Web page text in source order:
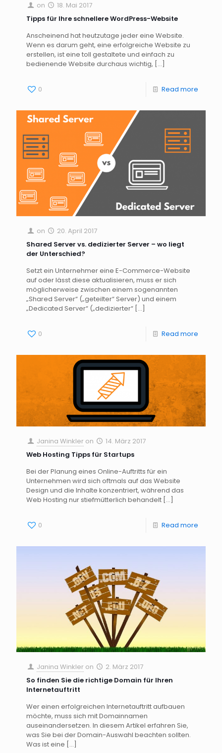
on
18. Mai 2017
Tipps für Ihre schnellere WordPress-Website
Anscheinend hat heutzutage jeder eine Website.
Wenn es darum geht, eine erfolgreiche Website zu
erstellen, ist eine toll gestaltete und einfach zu
bedienende Website durchaus wichtig, […]
0 Read more
on
20. April 2017
Shared Server vs. dedizierter Server – wo liegt
der Unterschied?
Setzt ein Unternehmer eine E-Commerce-Website
auf oder lässt diese aktualisieren, muss er sich
möglicherweise zwischen einem sogenannten
„Shared Server“ („geteilter“ Server) und einem
„Dedicated Server“ („dedizierter“ […]
0 Read more
Janina Winkler on
14. März 2017
Web Hosting Tipps für Startups
Bei der Planung eines Online-Auftritts für ein
Unternehmen wird sich oftmals auf das Website
Design und die Inhalte konzentriert, während das
Web Hosting nur stiefmütterlich behandelt […]
0 Read more
Janina Winkler on
2. März 2017
So finden Sie die richtige Domain für Ihren
Internetauftritt
Wer einen erfolgreichen Internetauftritt aufbauen
möchte, muss sich mit Domainnamen
auseinandersetzen. In diesem Artikel erfahren Sie,
was Sie bei der Domain-Auswahl beachten sollten.
Was ist eine […]